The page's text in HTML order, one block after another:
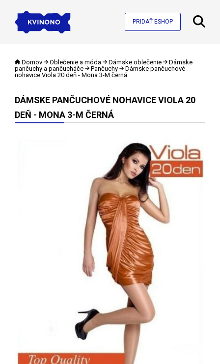
PRIDAŤ ESHOP
Domov Oblečenie a móda Dámske oblečenie
Dámske
pančuchy a pančucháče
Pančuchy
Dámske pančuchové
nohavice Viola 20 deň - Mona 3-M černá
DÁMSKE PANČUCHOVÉ NOHAVICE VIOLA 20
DEŇ - MONA 3-M ČERNÁ